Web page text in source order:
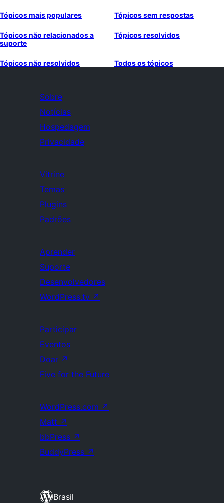
Tópicos mais populares Tópicos sem respostas
Tópicos não relacionados a
suporte
Tópicos resolvidos
Tópicos não resolvidos Todos os tópicos
Sobre
Notícias
Hospedagem
Privacidade
Vitrine
Temas
Plugins
Padrões
Aprender
Suporte
Desenvolvedores
WordPress.tv ↗
Participar
Eventos
Doar ↗
Five for the Future
WordPress.com ↗
Matt ↗
bbPress ↗
BuddyPress ↗
Brasil